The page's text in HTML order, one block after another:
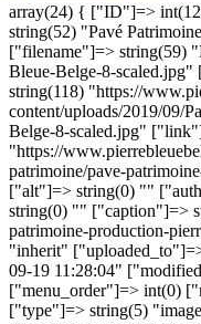
array(24) { ["ID"]=>
string(52) "Pavé
["filename"]=> string(59)
Bleue-Belge-8-
string(118) "https://
content/uploads/2019/09/
Belge-8-scaled.jpg"
"https://
patrimoine/pave-
["alt"]=> string(0) ""
string(0) "" ["caption"]=>
patrimoine-production-
"inherit"
09-19 11:28:04"
["menu_order"]=> int(0)
["type"]=> string(5)